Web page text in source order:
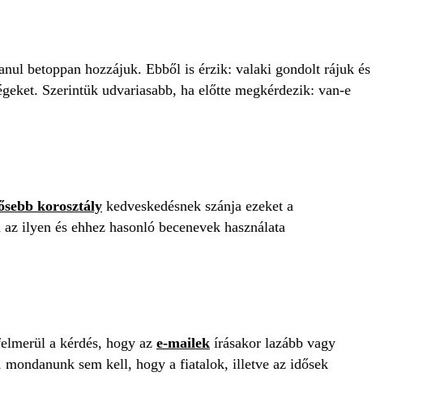
betoppan hozzájuk. Ebből is érzik: valaki gondolt rájuk és
Szerintük udvariasabb, ha előtte megkérdezik: van-e
korosztály kedveskedésnek szánja ezeket a
ilyen és ehhez hasonló becenevek használata
a kérdés, hogy az e-mailek írásakor lazább vagy
mondanunk sem kell, hogy a fiatalok, illetve az idősek